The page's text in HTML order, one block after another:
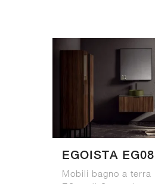
EGOISTA EG08
Mobili bagno a terra